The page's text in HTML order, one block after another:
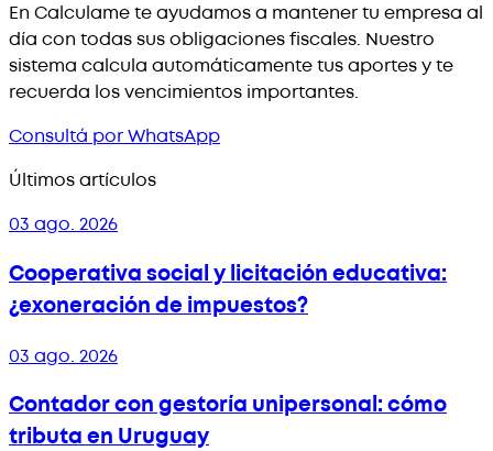
En Calculame te ayudamos a mantener tu empresa al
día con todas sus obligaciones fiscales. Nuestro
sistema calcula automáticamente tus aportes y te
recuerda los vencimientos importantes.
Consultá por WhatsApp
Últimos artículos
03 ago. 2026
Cooperativa social y licitación educativa:
¿exoneración de impuestos?
03 ago. 2026
Contador con gestoría unipersonal: cómo
tributa en Uruguay